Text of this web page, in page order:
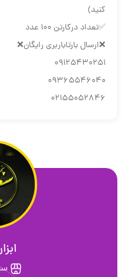
کنید)
✅تعداد درکارتن ۱۰۰ عدد
❌ارسال بارتاباربری رایگان❌
09125430251
09365546040
02155052846